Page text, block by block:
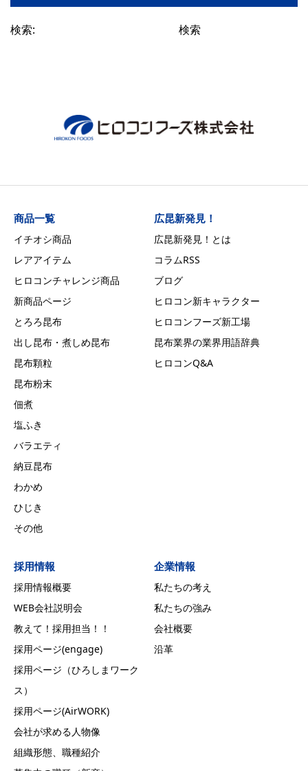
検索:
商品一覧
イチオシ商品
レアアイテム
ヒロコンチャレンジ商品
新商品ページ
とろろ昆布
出し昆布・煮しめ昆布
昆布顆粒
昆布粉末
佃煮
塩ふき
バラエティ
納豆昆布
わかめ
ひじき
その他
広昆新発見！
広昆新発見！とは
コラムRSS
ブログ
ヒロコン新キャラクター
ヒロコンフーズ新工場
昆布業界の業界用語辞典
ヒロコンQ&A
採用情報
採用情報概要
WEB会社説明会
教えて！採用担当！！
採用ページ(engage)
採用ページ（ひろしまワーク
ス）
採用ページ(AirWORK)
会社が求める人物像
組織形態、職種紹介
企業情報
私たちの考え
私たちの強み
会社概要
沿革